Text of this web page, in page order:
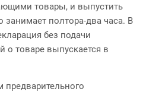
товары, и выпустить
занимает полтора-два часа. В
без подачи
о товаре выпускается в
предварительного